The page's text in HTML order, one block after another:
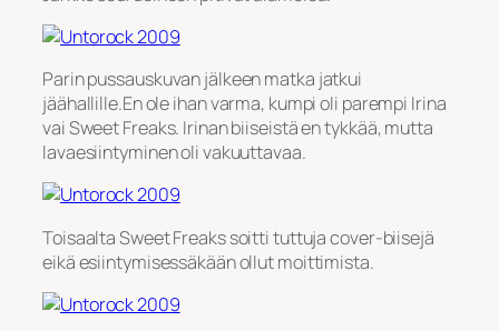
Parin pussauskuvan jälkeen matka jatkui
jäähallille.En ole ihan varma, kumpi oli parempi Irina
vai Sweet Freaks. Irinan biiseistä en tykkää, mutta
lavaesiintyminen oli vakuuttavaa.
Toisaalta Sweet Freaks soitti tuttuja cover-biisejä
eikä esiintymisessäkään ollut moittimista.